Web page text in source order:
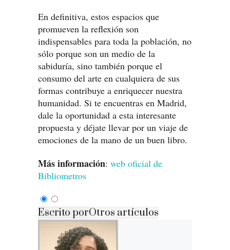
En definitiva, estos espacios que
promueven la reflexión son
indispensables para toda la población, no
sólo porque son un medio de la
sabiduría, sino también porque el
consumo del arte en cualquiera de sus
formas contribuye a enriquecer nuestra
humanidad. Si te encuentras en Madrid,
dale la oportunidad a esta interesante
propuesta y déjate llevar por un viaje de
emociones de la mano de un buen libro.
Más información: web oficial de
Bibliometros
Escrito porOtros artículos